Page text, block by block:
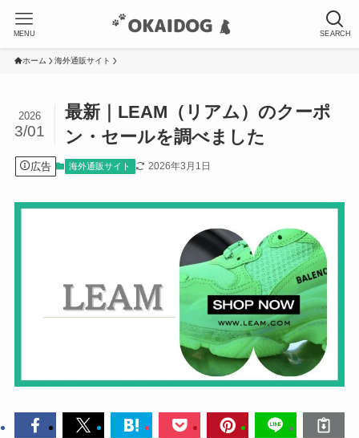
SEARCH
MENU
ホーム 海外通販サイト
最新｜LEAM（リアム）のクーポ
ン・セールを調べました
2026
3/01
広告 海外通販サイト 2026年3月1日